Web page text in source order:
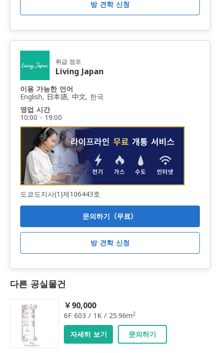
취급 점포
Living Japan
이용 가능한 언어
English, 日本語, 中文, 한국
영업 시간
10:00 - 19:00
도쿄도지사(1)제106443호
문의하기（무료）
방 견학 신청
방 견학 신청
다른 공실물건
￥90,000
6F 603 / 1K / 25.96m2
자세히 보기 문의하기